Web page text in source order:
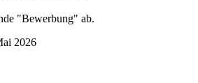
"Bewerbung" ab.
2026